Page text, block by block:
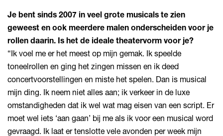
Je bent sinds 2007 in veel grote musicals te zien
geweest en ook meerdere malen onderscheiden voor je
rollen daarin. Is het de ideale theatervorm voor je?
“Ik voel me er het meest op mijn gemak. Ik speelde
toneelrollen en ging het zingen missen en ik deed
concertvoorstellingen en miste het spelen. Dan is musical
mijn ding. Ik neem niet alles aan; ik verkeer in de luxe
omstandigheden dat ik wel wat mag eisen van een script. Er
moet wel iets ‘aan gaan’ bij me als ik voor een musical word
gevraagd. Ik laat er tenslotte vele avonden per week mijn